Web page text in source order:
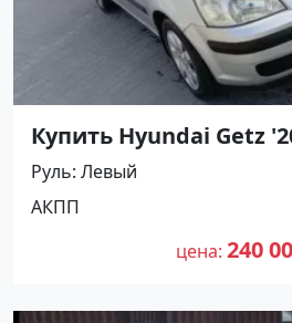
Купить Hyundai Getz
(1300/82 л.с.) Бензин
Апшеронск цвет
Хетчбэк по цене
объявление №27363 на
Руль Левый
АКПП
цена 240